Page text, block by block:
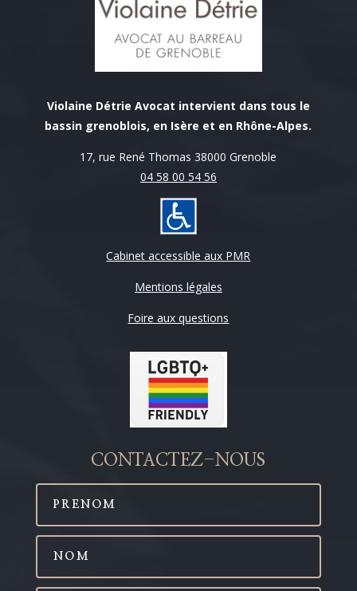
Violaine Détrie Avocat intervient dans tous le
bassin grenoblois, en Isère et en Rhône-Alpes.
17, rue René Thomas 38000 Grenoble
04 58 00 54 56
Cabinet accessible aux PMR
Mentions légales
Foire aux questions
CONTACTEZ-NOUS